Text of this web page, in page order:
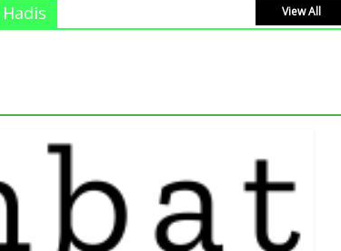
Hadis View All